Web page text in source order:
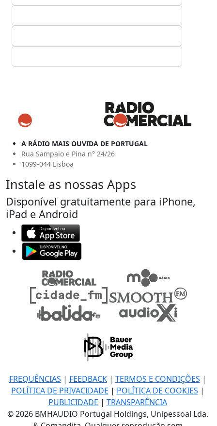
A RÁDIO MAIS OUVIDA DE PORTUGAL
Rua Sampaio e Pina n° 24/26
1099-044 Lisboa
Instale as nossas Apps
Disponível gratuitamente para iPhone,
iPad e Android
FREQUÊNCIAS | FEEDBACK| TERMOS E CONDIÇÕES |
POLÍTICA DE PRIVACIDADE | POLÍTICA DE COOKIES |
PUBLICIDADE | TRANSPARÊNCIA
© 2026 BMHAUDIO Portugal Holdings, Unipessoal Lda.